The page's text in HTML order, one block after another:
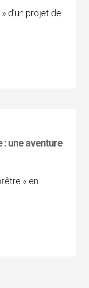
d’un projet de
: une aventure
« en